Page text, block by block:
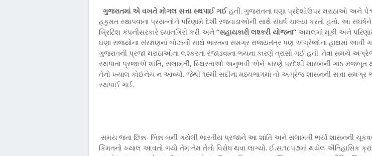
ગુજરાતમાં એ વખતે મોગલ સત્તા સ્થપાઈ ગઈહતી. ગુજરાતના ઘણા પ્રદેશોઉપર મરાઠાઓ અને
હકુમત સ્થાપવાના પ્રયત્નોને પરિણામે દેશી રજવાડાઓની સાથે સંઘર્ષ ચાલ્યા કરતો હતો. આ સંઘર્ષને
બ્રિટિશ કંપનીસરકારે ધ્યાનગિરી કરી અને “સહાયકારી લશ્કરી યોજના” અમલમાં મૂકી અને
ઘણા રાજ્યોના સંરક્ષણનાં બોઝની સાથે ભારતના સમગ્ર રાજ્યતંત્ર પણ અંગ્રેજોના હાથમાં આવી
ગુજરાતની પ્રજા મરાઠાઓના લશ્કરના રંજાડવાના ભયના કારણે ત્રાસી ગઈ હતી. તેવા સમયે
સ્થપાતા પ્રજાએ શાંતિ, સલામતી, સ્થિરતાઓ અનુભવી એને કારણે પરદેશી શાસનની ગાંઠ મજબૂત
તેનો ખ્યાલ કોઈનેય ન આવ્યો. જેથી ૧૯મી સદીના મધ્યભાગમાં તો અંગ્રેજ શાસનની સત્તા સમગ્ર
સ્થપાઈ ગઈ.
સમય જતા છિન્ન- ભિન્ન બની ગયેલી ભારતીય પ્રજાને આ શાંતિ અને સલામતી ભર્યા શાસનની
કિંમતનો ખ્યાલ આવતો ગયો તેમ તેમ તેનો વિરોધ થવા લાગ્યો. ઈ.સ.૧૮૫૭માં થયેલ ઐતિહાસિક